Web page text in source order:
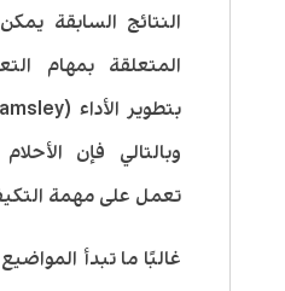
النتائج السابقة
المتعلقة بمهام
بتطوير الأداء (Wamsley
وبالتالي فإن
تعمل على مهمة
غالبًا ما تبدأ